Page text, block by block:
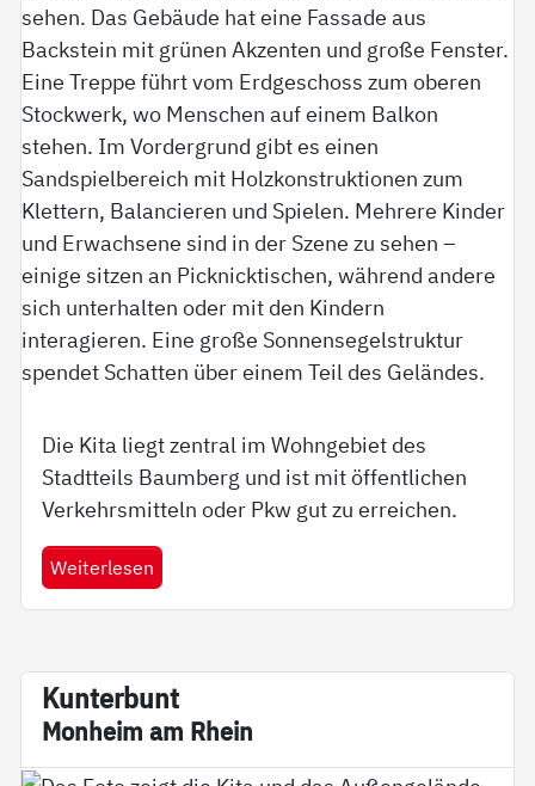
Die Kita liegt zentral im Wohngebiet des
Stadtteils Baumberg und ist mit öffentlichen
Verkehrsmitteln oder Pkw gut zu erreichen.
Weiterlesen
Kun­ter­b­unt
Mon­heim am Rhein